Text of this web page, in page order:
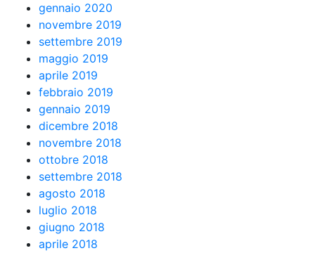
gennaio 2020
novembre 2019
settembre 2019
maggio 2019
aprile 2019
febbraio 2019
gennaio 2019
dicembre 2018
novembre 2018
ottobre 2018
settembre 2018
agosto 2018
luglio 2018
giugno 2018
aprile 2018